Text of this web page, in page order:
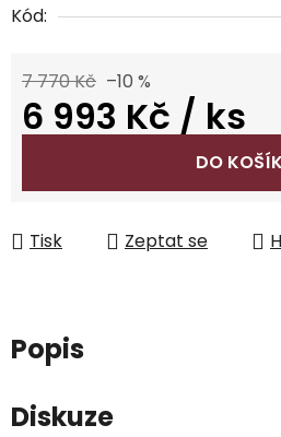
Kód:
7 770 Kč –10 %
6 993 Kč / ks
DO
Tisk Zeptat se
Popis
Diskuze